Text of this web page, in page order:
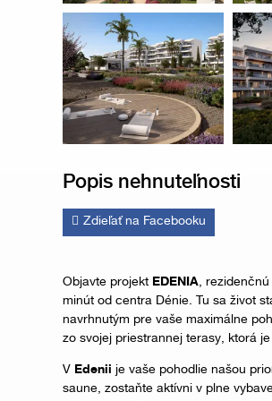
Popis nehnuteľnosti
Zdieľať na Facebooku
Objavte projekt EDENIA,
minút od centra Dénie. Tu sa život
navrhnutým pre vaše maximálne
zo svojej priestrannej terasy, ktorá
V Edenii je vaše pohodlie našou
saune, zostaňte aktívni v plne